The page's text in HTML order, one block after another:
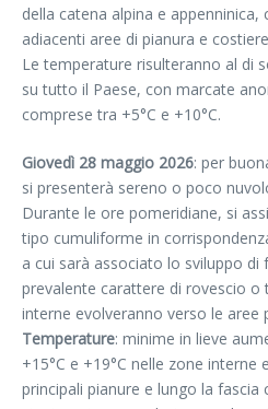
della catena alpina e
adiacenti aree di pianura e
Le temperature risulteranno al di
su tutto il Paese, con marcate
comprese tra +5°C e +10°C.
Giovedì 28 maggio 2026: per
si presenterà sereno o poco
Durante le ore pomeridiane, si
tipo cumuliforme in
a cui sarà associato lo sviluppo di
prevalente carattere di rovescio o
interne evolveranno verso le aree
Temperature: minime in lieve
+15°C e +19°C nelle zone interne
principali pianure e lungo la fascia